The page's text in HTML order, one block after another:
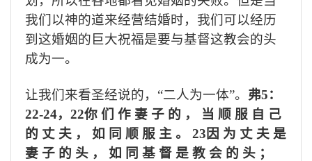
我们以神的道来经营结婚时，我们可以经历
到这婚姻的巨大祝福是要与基督这教会的头
成为一。
让我们来看圣经说的，“二人为一体”。 弗5：
22-24， 22你 们 作 妻 子 的 ， 当 顺 服 自 己
的 丈 夫 ， 如 同 顺 服 主 。
23因 为 丈 夫 是
妻 子 的 头 ， 如 同 基 督 是 教 会 的 头 ；